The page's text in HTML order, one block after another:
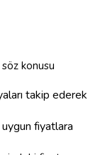
söz konusu
takip ederek
uygun fiyatlara